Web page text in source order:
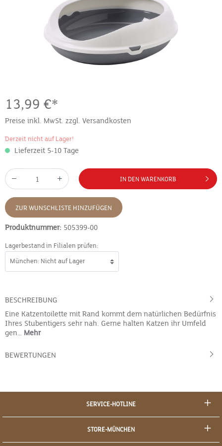
13,99 €*
Preise inkl. MwSt. zzgl. Versandkosten
Derzeit nicht auf Lager!
Lieferzeit 5-10 Tage
IN DEN WARENKORB
ZUR WUNSCHLISTE HINZUFÜGEN
Produktnummer: 505399-00
Lagerbestand in Filialen prüfen:
BESCHREIBUNG
Eine Katzentoilette mit Rand kommt dem natürlichen Bedürfnis
Ihres Stubentigers sehr nah. Gerne halten Katzen ihr Umfeld
gen… Mehr
BEWERTUNGEN
SERVICE-HOTLINE
STORE-MÜNCHEN